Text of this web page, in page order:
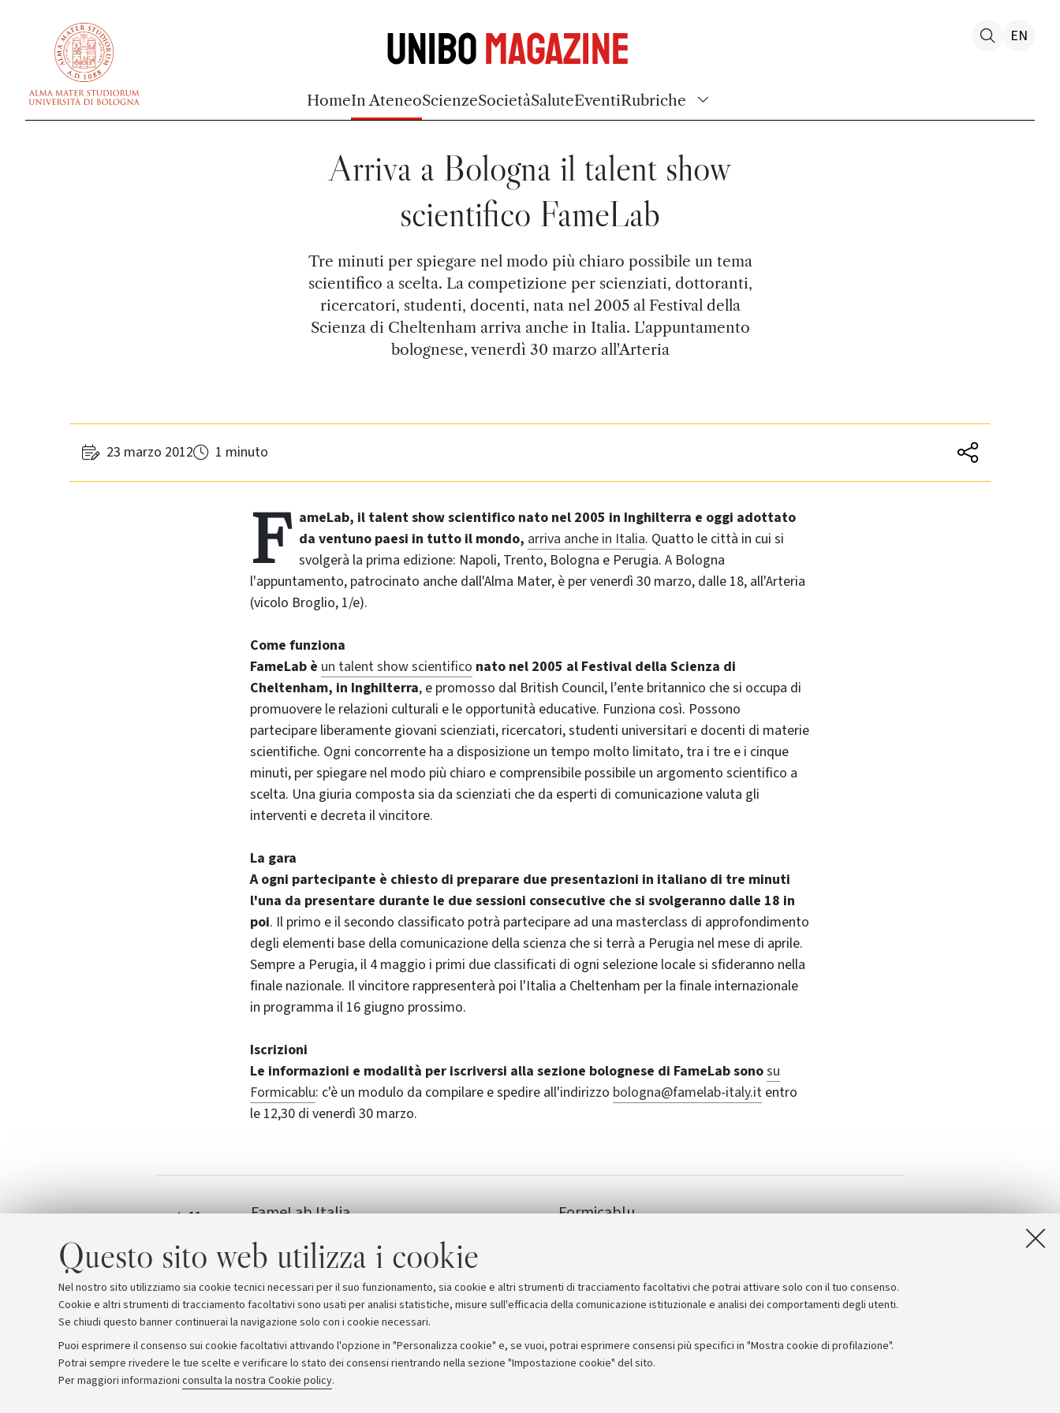
Questo sito web utilizza i cookie
Nel nostro sito utilizziamo sia cookie tecnici necessari per il suo funzionamento, sia cookie e altri strumenti di tracciamento facoltativi che potrai attivare solo con il tuo consenso.
Cookie e altri strumenti di tracciamento facoltativi sono usati per analisi statistiche, misure sull'efficacia della comunicazione istituzionale e analisi dei comportamenti degli utenti.
Se chiudi questo banner continuerai la navigazione solo con i cookie necessari.
Puoi esprimere il consenso sui cookie facoltativi attivando l'opzione in "Personalizza cookie" e, se vuoi, potrai esprimere consensi più specifici in "Mostra cookie di profilazione".
Potrai sempre rivedere le tue scelte e verificare lo stato dei consensi rientrando nella sezione "Impostazione cookie" del sito.
Per maggiori informazioni consulta la nostra Cookie policy.
UniboMagazine
HomeIn AteneoScienzeSocietàSaluteEventiRubriche
EN
Arriva a Bologna il talent show
scientifico FameLab
Tre minuti per spiegare nel modo più chiaro possibile un tema
scientifico a scelta. La competizione per scienziati, dottoranti,
ricercatori, studenti, docenti, nata nel 2005 al Festival della
Scienza di Cheltenham arriva anche in Italia. L'appuntamento
bolognese, venerdì 30 marzo all'Arteria
23 marzo 2012 1 minuto
F ameLab, il talent showscientifico nato nel 2005 in Inghilterra e oggi adottato
da ventuno paesi in tutto il mondo, arriva anche in Italia. Quatto le città in cui si
svolgerà la prima edizione: Napoli, Trento, Bologna e Perugia. A Bologna
l'appuntamento, patrocinato anche dall'Alma Mater, è per venerdì 30 marzo, dalle 18, all'Arteria
(vicolo Broglio, 1/e).
Come funziona
FameLab è un talent showscientifico nato nel 2005 al Festival della Scienza di
Cheltenham, in Inghilterra, e promosso dal British Council, l’ente britannico che si occupa di
promuovere le relazioni culturali e le opportunità educative. Funziona così. Possono
partecipare liberamente giovani scienziati, ricercatori, studenti universitari e docenti di materie
scientifiche. Ogni concorrente ha a disposizione un tempo molto limitato, tra i tre e i cinque
minuti, per spiegare nel modo più chiaro e comprensibile possibile un argomento scientifico a
scelta. Una giuria composta sia da scienziati che da esperti di comunicazione valuta gli
interventi e decreta il vincitore.
La gara
A ogni partecipante è chiesto di preparare due presentazioni in italiano di tre minuti
l'una da presentare durante le due sessioni consecutive che si svolgeranno dalle 18 in
poi. Il primo e il secondo classificato potrà partecipare ad una masterclass di approfondimento
degli elementi base della comunicazione della scienza che si terrà a Perugia nel mese di aprile.
Sempre a Perugia, il 4 maggio i primi due classificati di ogni selezione locale si sfideranno nella
finale nazionale. Il vincitore rappresenterà poi l'Italia a Cheltenham per la finale internazionale
in programma il 16 giugno prossimo.
Iscrizioni
Le informazioni e modalità per iscriversi alla sezione bolognese di FameLab sonosu
Formicablu: c'è un modulo da compilare e spedire all'indirizzo bologna@famelab-italy.it entro
le 12,30 di venerdì 30 marzo.
AllegatiFameLab Italia
Formicablu
FameLab International
Archivio Comunicati stampa Redazione Rassegna stampa